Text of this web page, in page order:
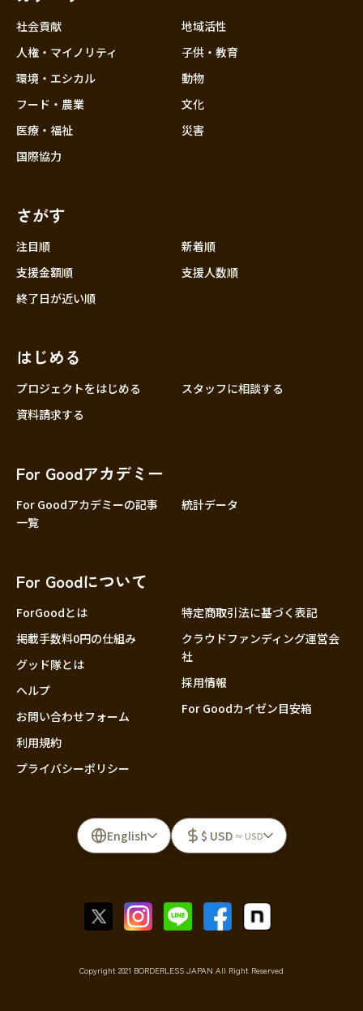
社会貢献
人権・マイノリティ
環境・エシカル
フード・農業
医療・福祉
国際協力
地域活性
子供・教育
動物
文化
災害
さがす
注目順
新着順
支援金額順
支援人数順
終了日が近い順
はじめる
プロジェクトをはじめる
スタッフに相談する
資料請求する
For Goodアカデミー
For Goodアカデミーの記事
一覧
統計データ
For Goodについて
ForGoodとは
掲載手数料0円の仕組み
グッド隊とは
ヘルプ
お問い合わせフォーム
利用規約
プライバシーポリシー
特定商取引法に基づく表記
クラウドファンディング運営会
社
採用情報
For Goodカイゼン目安箱
English $ USD ≈ USD
Copyright 2021 BORDERLESS JAPAN All Right Reserved